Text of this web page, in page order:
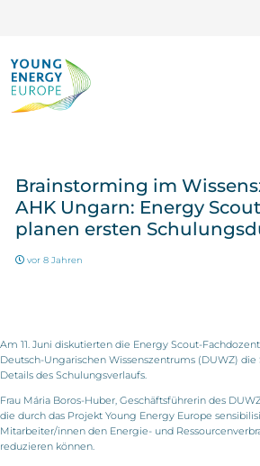
Brainstorming im
AHK Ungarn: Energy
planen ersten
vor 8 Jahren
Am 11. Juni diskutierten die Energy Scout-
Deutsch-Ungarischen Wissenszentrums (DUWZ)
Details des Schulungsverlaufs.
Frau Mária Boros-Huber, Geschäftsführerin des
die durch das Projekt Young Energy Europe
Mitarbeiter/innen den Energie- und
reduzieren können.